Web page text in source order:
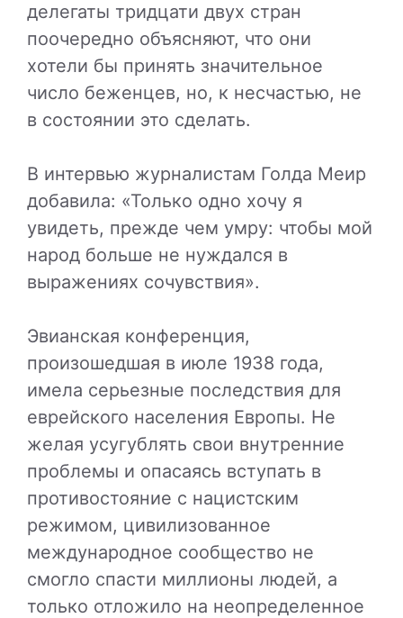
делегаты тридцати двух стран
поочередно объясняют, что они
хотели бы принять значительное
число беженцев, но, к несчастью, не
в состоянии это сделать.
В интервью журналистам Голда Меир
добавила: «Только одно хочу я
увидеть, прежде чем умру: чтобы мой
народ больше не нуждался в
выражениях сочувствия».
Эвианская конференция,
произошедшая в июле 1938 года,
имела серьезные последствия для
еврейского населения Европы. Не
желая усугублять свои внутренние
проблемы и опасаясь вступать в
противостояние с нацистским
режимом, цивилизованное
международное сообщество не
смогло спасти миллионы людей, а
только отложило на неопределенное